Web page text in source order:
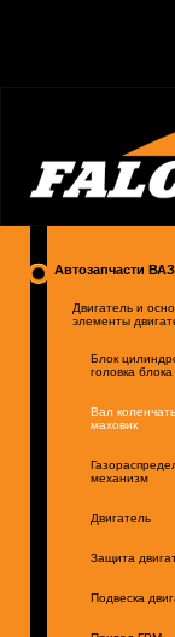
Автозапчасти ВАЗ
Двигатель и
элементы
Блок
головка блока
Вал
маховик
механизм
Двигатель
Защита
Подвеска